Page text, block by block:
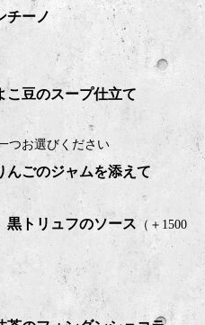
チーノ
豆のスープ仕立て
つお選びください
ごのジャムを添えて
トリュフのソース （＋1500